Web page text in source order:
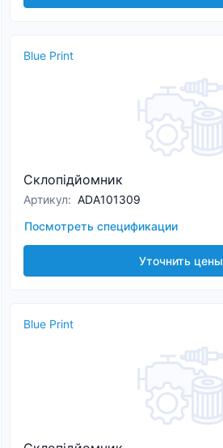
Blue Print
Склопідйомник
Артикул: ADA101309
Посмотреть спецификации
Уточнить цены
Blue Print